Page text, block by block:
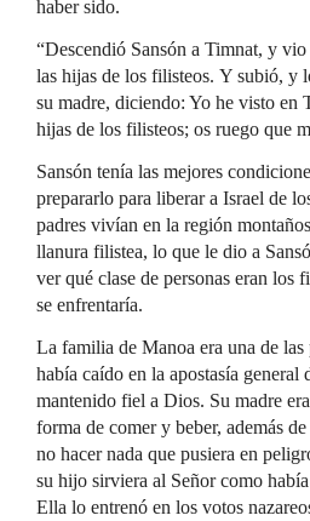
haber sido.
“Descendió Sansón a Timnat, y
las hijas de los filisteos. Y subió, y
su madre, diciendo: Yo he visto en
hijas de los filisteos; os ruego que
Sansón tenía las mejores
prepararlo para liberar a Israel de
padres vivían en la región
llanura filistea, lo que le dio a
ver qué clase de personas eran los
se enfrentaría.
La familia de Manoa era una de
había caído en la apostasía general
mantenido fiel a Dios. Su madre
forma de comer y beber, además
no hacer nada que pusiera en
su hijo sirviera al Señor como
Ella lo entrenó en los votos